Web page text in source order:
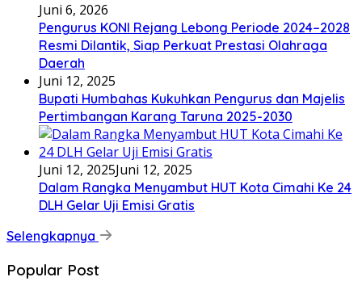
Juni 6, 2026
Pengurus KONI Rejang Lebong Periode 2024–2028
Resmi Dilantik, Siap Perkuat Prestasi Olahraga
Daerah
Juni 12, 2025
Bupati Humbahas Kukuhkan Pengurus dan Majelis
Pertimbangan Karang Taruna 2025-2030
Juni 12, 2025Juni 12, 2025
Dalam Rangka Menyambut HUT Kota Cimahi Ke 24
DLH Gelar Uji Emisi Gratis
Selengkapnya
Popular Post